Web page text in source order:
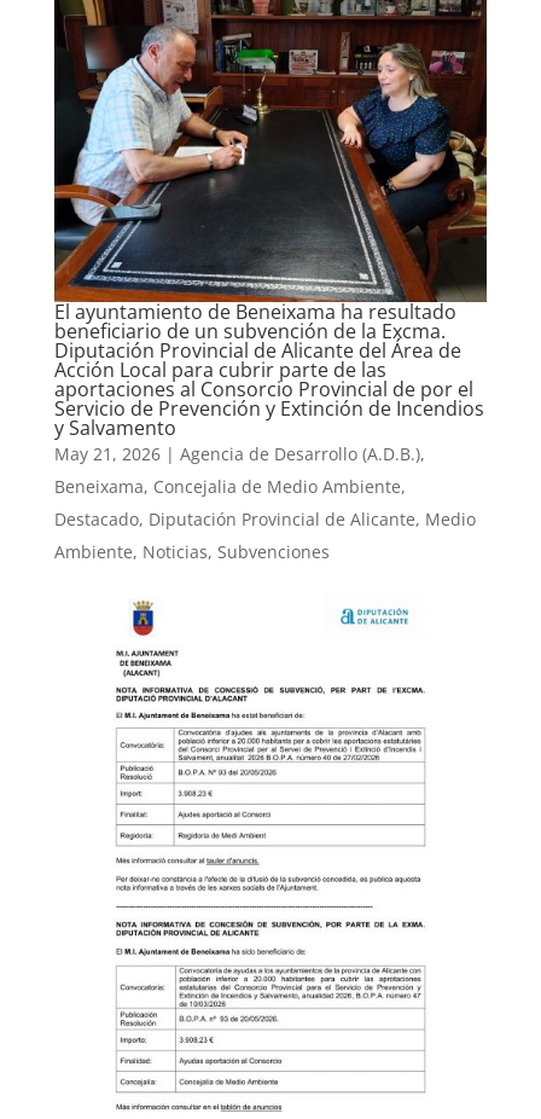
El ayuntamiento de Beneixama ha resultado
beneficiario de un subvención de la Excma.
Diputación Provincial de Alicante del Área de
Acción Local para cubrir parte de las
aportaciones al Consorcio Provincial de por el
Servicio de Prevención y Extinción de Incendios
y Salvamento
May 21, 2026| Agencia de Desarrollo (A.D.B.),
Beneixama, Concejalia de Medio Ambiente,
Destacado, Diputación Provincial de Alicante, Medio
Ambiente, Noticias, Subvenciones